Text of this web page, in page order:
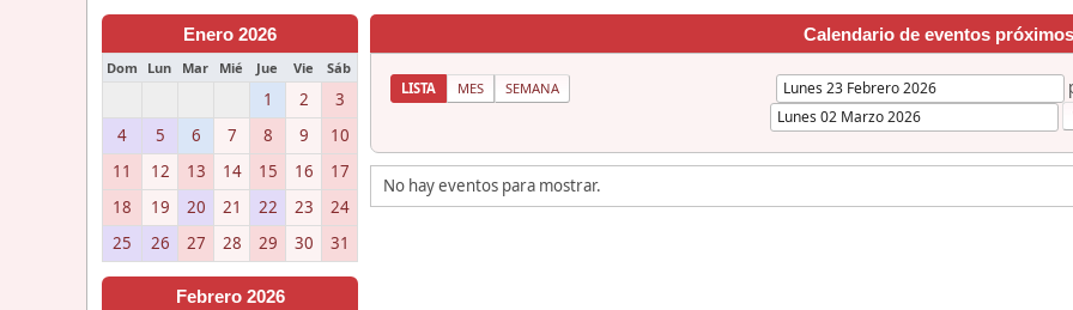
Enero 2026
Dom Lun Mar Mié Jue Vie Sáb
1 2
3
4
5 6 7 8 9
10
11
12 13 14 15 16
17
18
19 20 21 22 23
24
25
26 27 28 29 30 31
Febrero 2026
Calendario de eventos próximos
LISTA MES SEMANA
No hay eventos para mostrar.